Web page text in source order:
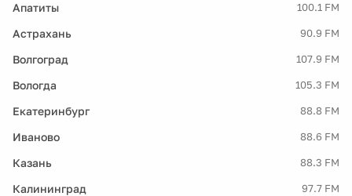
Апатиты 100.1 FM
Астрахань 90.9 FM
Волгоград 107.9 FM
Вологда 105.3 FM
Екатеринбург 88.8 FM
Иваново 88.6 FM
Казань 88.3 FM
Калининград 97.7 FM